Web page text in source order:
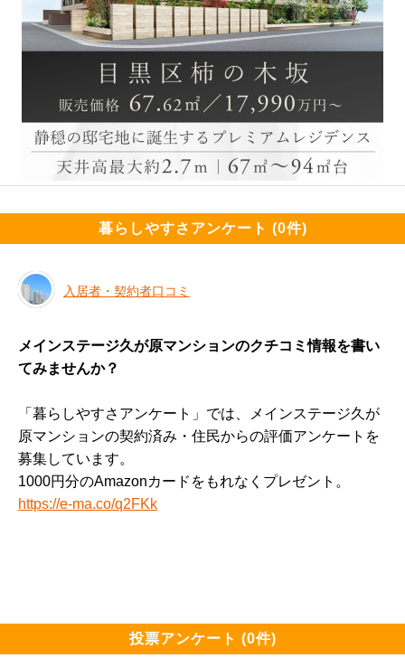
暮らしやすさアンケート (0件)
入居者・契約者口コミ
メインステージ久が原マンションのクチコミ情報を書い
てみませんか？
「暮らしやすさアンケート」では、メインステージ久が
原マンションの契約済み・住民からの評価アンケートを
募集しています。
1000円分のAmazonカードをもれなくプレゼント。
https://e-ma.co/q2FKk
投票アンケート (0件)